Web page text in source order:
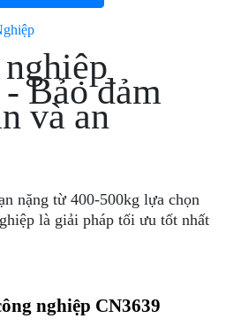
Bảo đảm
và an
nặng từ 400-500kg lựa chọn
là giải pháp tối ưu tốt nhất
nghiệp CN3639